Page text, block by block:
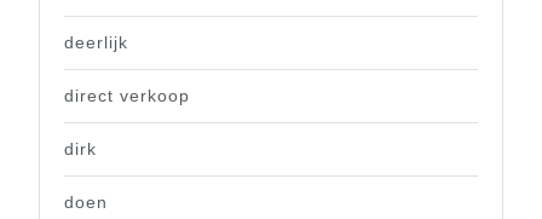
deerlijk
direct verkoop
dirk
doen